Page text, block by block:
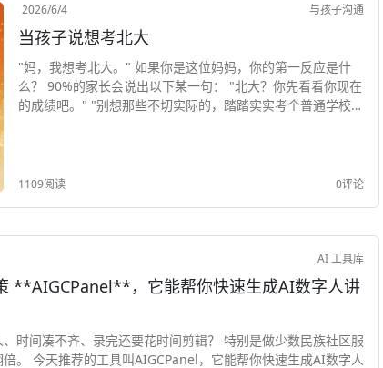
2026/6/4 与孩子沟通
当孩子说想考北大
"妈，我想考北大。" 如果你是这位妈妈，你的第一反应是什
么？ 90%的家长会说出以下某一句： "北大？你先看看你现在
的成绩吧。" "别想那些不切实际的，踏踏实实考个普通学校就
1109阅读 0评论
AI 工具库
**AIGCPanel**，它能帮你快速生成AI数字人讲
间凑不齐、录完还要花时间剪辑？ 特别是做少数民族社区服
。 今天推荐的工具叫AIGCPanel，它能帮你快速生成AI数字人